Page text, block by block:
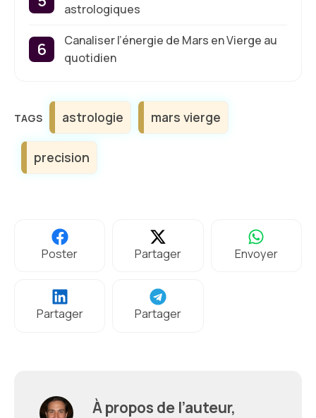
astrologiques
Canaliser l’énergie de Mars en Vierge au
quotidien
Étiquettes
astrologie mars vierge
precision
Poster Partager Envoyer
Partager Partager
À propos de l’auteur,